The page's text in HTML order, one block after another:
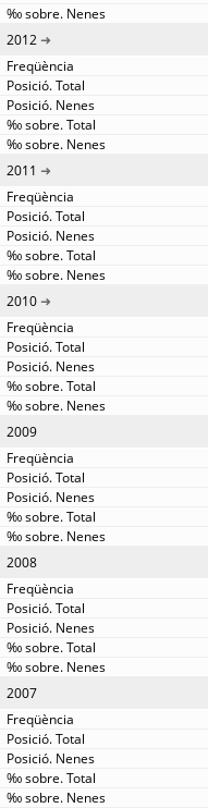
2012
2011
2010
2009
2008
2007